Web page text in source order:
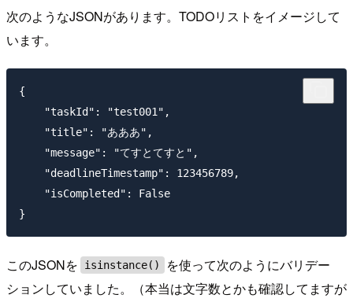
次のようなJSONがあります。TODOリストをイメージして
います。
{
    "taskId": "test001",
    "title": "あああ",
    "message": "てすとてすと",
    "deadlineTimestamp": 123456789,
    "isCompleted": False
このJSONを isinstance()
を使って次のようにバリデー
ションしていました。（本当は文字数とかも確認してますが